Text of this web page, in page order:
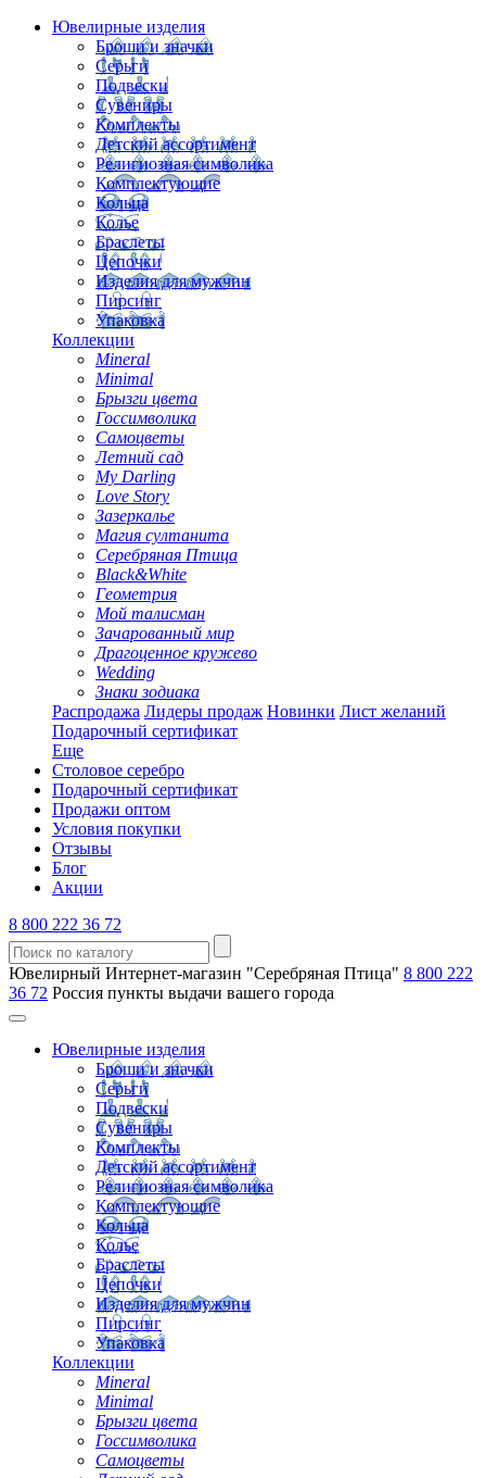
Ювелирные изделия
Броши и значки
Серьги
Подвески
Сувениры
Комплекты
Детский ассортимент
Религиозная символика
Комплектующие
Кольца
Колье
Браслеты
Цепочки
Изделия для мужчин
Пирсинг
Упаковка
Коллекции
Mineral
Minimal
Брызги цвета
Госсимволика
Самоцветы
Летний сад
My Darling
Love Story
Зазеркалье
Магия султанита
Серебряная Птица
Black&White
Геометрия
Мой талисман
Зачарованный мир
Драгоценное кружево
Wedding
Знаки зодиака
Распродажа Лидеры продаж Новинки Лист желаний
Подарочный сертификат
Еще
Столовое серебро
Подарочный сертификат
Продажи оптом
Условия покупки
Отзывы
Блог
Акции
8 800 222 36 72
Ювелирный Интернет-магазин "Серебряная Птица" 8 800 222
36 72 Россия пункты выдачи вашего города
Ювелирные изделия
Броши и значки
Серьги
Подвески
Сувениры
Комплекты
Детский ассортимент
Религиозная символика
Комплектующие
Кольца
Колье
Браслеты
Цепочки
Изделия для мужчин
Пирсинг
Упаковка
Коллекции
Mineral
Minimal
Брызги цвета
Госсимволика
Самоцветы